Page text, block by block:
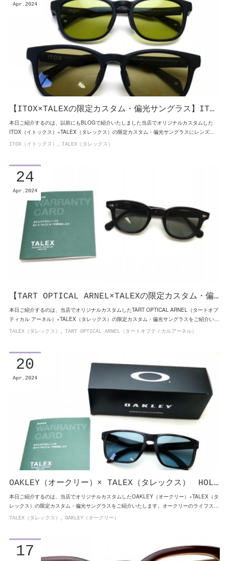
【ITOX×TALEXの限定カスタム・偏光サングラス】IT…
本日ご紹介するのは、以前にもBLOGで紹介いたしました当店でオリジナルカスタムした
ITOX（イトックス）×TALEX（タレックス）の限定カスタム・偏光サングラスにレンズ…
Apr 2024
ITOX（イトックス） TALEX（タレックス）
【TART OPTICAL ARNEL×TALEXの限定カスタム・偏…
本日ご紹介するのは、当店でオリジナルカスタムしたTART OPTICAL ARNEL（タートオプ
ティカル アーネル）×TALEX（タレックス）の限定カスタム・偏光サングラスをご紹介い…
24
Apr 2024
TALEX（タレックス） TART OPTICAL ARNEL（タートオプティカルアーネル）
OAKLEY（オークリー）× TALEX（タレックス） HOL…
本日ご紹介するのは、当店でオリジナルカスタムしたOAKLEY（オークリー）×TALEX（タ
レックス）の限定カスタム・偏光サングラスをご紹介いたします。オークリーのライフス…
20
Apr 2024
TALEX（タレックス） OAKLEY（オークリー）
17